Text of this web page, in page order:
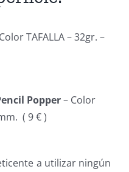
TAFALLA – 32gr. –
Popper– Color
( 9 € )
a utilizar ningún